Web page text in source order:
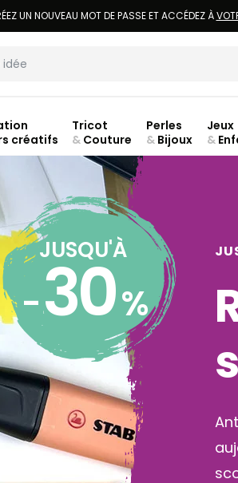
OFFERTE DÈS 70€.VOIR CONDITIONS
créatifs
Tricot
& Couture
Perles
& Bijoux
Jeux
&
JUSQU'À
-30%